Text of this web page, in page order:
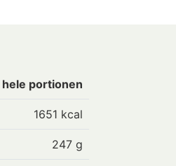
hele portionen
1651 kcal
247 g